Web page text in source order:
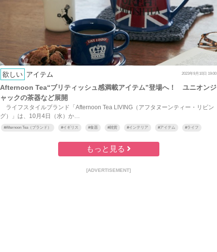
欲しい アイテム 2023年9月10日 19:00
Afternoon Tea“ブリティッシュ感満載アイテム”登場へ！ ユニオンジ
ャックの茶器など展開
ライフスタイルブランド「Afternoon Tea LIVING（アフタヌーンティー・リビン
グ）」は、10月4日（水）か…
#Afternoon Tea（ブランド） #イギリス #食器 #雑貨 #インテリア #アイテム #ライフ
もっと見る
[ADVERTISEMENT]